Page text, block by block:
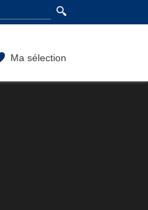
Ma sélection